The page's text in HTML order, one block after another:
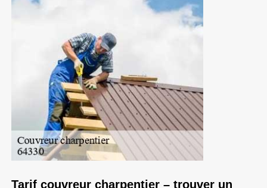
Tarif couvreur charpentier – trouver un